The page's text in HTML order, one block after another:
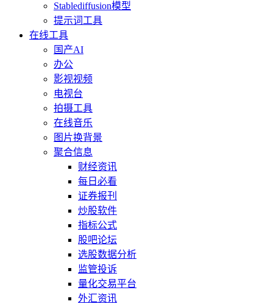
Stablediffusion模型
提示词工具
在线工具
国产AI
办公
影视视频
电视台
拍摄工具
在线音乐
图片换背景
聚合信息
财经资讯
每日必看
证券报刊
炒股软件
指标公式
股吧论坛
选股数据分析
监管投诉
量化交易平台
外汇资讯